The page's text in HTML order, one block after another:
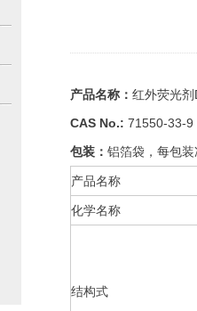
产品名称： 红外荧光剂
CAS No.: 71550-33-9
包装： 铝箔袋，每包
产品名称
化学名称
结构式